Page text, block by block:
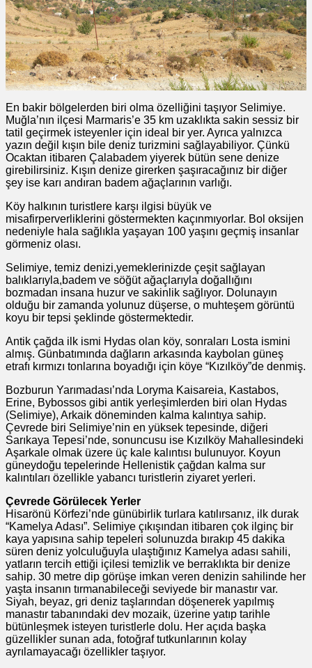
En bakir bölgelerden biri olma özelliğini taşıyor Selimiye.
Muğla’nın ilçesi Marmaris’e 35 km uzaklıkta sakin sessiz bir
tatil geçirmek isteyenler için ideal bir yer. Ayrıca yalnızca
yazın değil kışın bile deniz turizmini sağlayabiliyor. Çünkü
Ocaktan itibaren Çalabadem yiyerek bütün sene denize
girebilirsiniz. Kışın denize girerken şaşıracağınız bir diğer
şey ise karı andıran badem ağaçlarının varlığı.
Köy halkının turistlere karşı ilgisi büyük ve
misafirperverliklerini göstermekten kaçınmıyorlar. Bol oksijen
nedeniyle hala sağlıkla yaşayan 100 yaşını geçmiş insanlar
görmeniz olası.
Selimiye, temiz denizi,yemeklerinizde çeşit sağlayan
balıklarıyla,badem ve söğüt ağaçlarıyla doğallığını
bozmadan insana huzur ve sakinlik sağlıyor. Dolunayın
olduğu bir zamanda yolunuz düşerse, o muhteşem görüntü
koyu bir tepsi şeklinde göstermektedir.
Antik çağda ilk ismi Hydas olan köy, sonraları Losta ismini
almış. Günbatımında dağların arkasında kaybolan güneş
etrafı kırmızı tonlarına boyadığı için köye “Kızılköy”de denmiş.
Bozburun Yarımadası’nda Loryma Kaisareia, Kastabos,
Erine, Bybossos gibi antik yerleşimlerden biri olan Hydas
(Selimiye), Arkaik döneminden kalma kalıntıya sahip.
Çevrede biri Selimiye’nin en yüksek tepesinde, diğeri
Sarıkaya Tepesi’nde, sonuncusu ise Kızılköy Mahallesindeki
Aşarkale olmak üzere üç kale kalıntısı bulunuyor. Koyun
güneydoğu tepelerinde Hellenistik çağdan kalma sur
kalıntıları özellikle yabancı turistlerin ziyaret yerleri.
Çevrede Görülecek Yerler
Hisarönü Körfezi’nde günübirlik turlara katılırsanız, ilk durak
“Kamelya Adası”. Selimiye çıkışından itibaren çok ilginç bir
kaya yapısına sahip tepeleri solunuzda bırakıp 45 dakika
süren deniz yolculuğuyla ulaştığınız Kamelya adası sahili,
yatların tercih ettiği içilesi temizlik ve berraklıkta bir denize
sahip. 30 metre dip görüşe imkan veren denizin sahilinde her
yaşta insanın tırmanabileceği seviyede bir manastır var.
Siyah, beyaz, gri deniz taşlarından döşenerek yapılmış
manastır tabanındaki dev mozaik, üzerine yatıp tarihle
bütünleşmek isteyen turistlerle dolu. Her açıda başka
güzellikler sunan ada, fotoğraf tutkunlarının kolay
ayrılamayacağı özellikler taşıyor.